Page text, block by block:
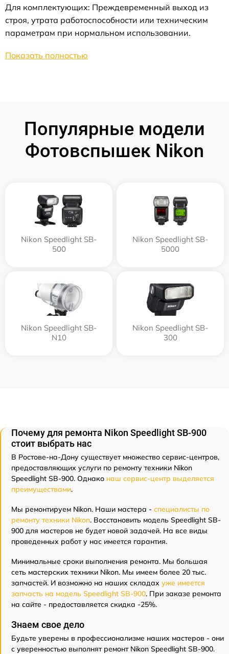
Для комплектующих: Преждевременный выход из
строя, утрата работоспособности или техническим
параметрам при нормальном использовании.
Показать полностью
Популярные модели
Фотовспышек Nikon
Nikon Speedlight SB-
500
Nikon Speedlight SB-
5000
Nikon Speedlight SB-
N10
Nikon Speedlight SB-
300
Почему для ремонта Nikon Speedlight SB-900
стоит выбрать нас
В Ростове-на-Дону существует множество сервис-центров,
предоставляющих услуги по ремонту техники Nikon
Speedlight SB-900. Однако наш сервис-центр выделяется
преимуществами.
Мы ремонтируем Nikon. Наши мастера - специалисты по
ремонту техники Nikon. Восстановить модель Speedlight SB-
900 для мастеров не будет новой задачей. На все виды
проведенных работ у нас имеется гарантия.
Минимальные сроки выполнения ремонта. Мы большая
сеть мастерских техники Nikon. Мы имеем более 20 тыс.
запчастей. И возможно на наших складах уже имеется
запчасть на модель Speedlight SB-900. При заказе ремонта
на сайте - предоставляется скидка -25%.
Знаем свое дело
Будьте уверены в профессионализме наших мастеров - они
с уверенностью выполнят ремонт Nikon Speedlight SB-900.